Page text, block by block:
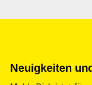
Neuigkeiten